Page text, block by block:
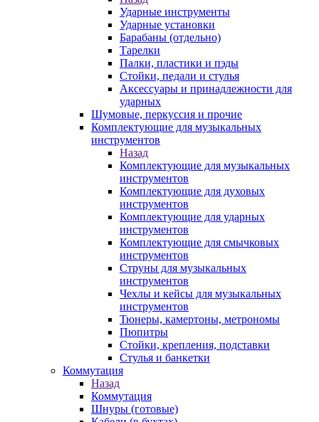
Ударные инструменты
Ударные установки
Барабаны (отдельно)
Тарелки
Палки, пластики и пэды
Стойки, педали и стулья
Аксессуары и принадлежности для
ударных
Шумовые, перкуссия и прочие
Комплектующие для музыкальных
инструментов
Назад
Комплектующие для музыкальных
инструментов
Комплектующие для духовых
инструментов
Комплектующие для ударных
инструментов
Комплектующие для смычковых
инструментов
Струны для музыкальных
инструментов
Чехлы и кейсы для музыкальных
инструментов
Тюнеры, камертоны, метрономы
Пюпитры
Стойки, крепления, подставки
Стулья и банкетки
Коммутация
Назад
Коммутация
Шнуры (готовые)